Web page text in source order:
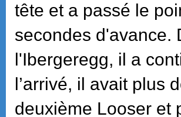
tête et a passé le
secondes d'avance.
l'Ibergeregg, il a
l’arrivé, il avait plus
deuxième Looser et